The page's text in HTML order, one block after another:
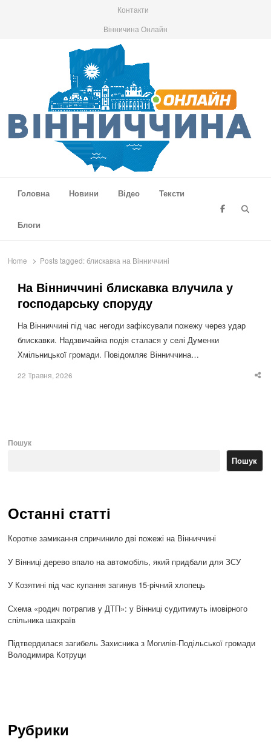
Контакти
Вінничина Онлайн
Головна
Новини Відео Тексти
Блоги
Home Posts tagged:блискавка на Вінниччині
На Вінниччині блискавка влучила у
господарську споруду
На Вінниччині під час негоди зафіксували пожежу через удар
блискавки. Надзвичайна подія сталася у селі Думенки
Хмільницької громади. Повідомляє Вінниччина…
22 Травня, 2026
Пошук
Пошук
Останні статті
Коротке замикання спричинило дві пожежі на Вінниччині
У Вінниці дерево впало на автомобіль, який придбали для ЗСУ
У Козятині під час купання загинув 15-річний хлопець
Схема «родич потрапив у ДТП»: у Вінниці судитимуть імовірного
спільника шахраїв
Підтвердилася загибель Захисника з Могилів-Подільської громади
Володимира Котруци
Рубрики